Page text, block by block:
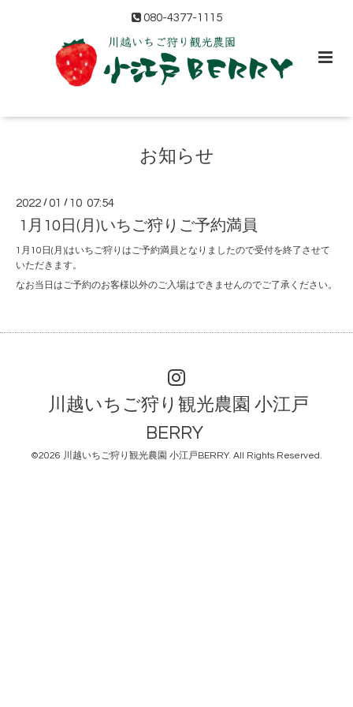
080-4377-1115
お知らせ
2022 /01 / 10 07:54
1月10日(月)いちご狩りご予約満員
1月10日(月)はいちご狩りはご予約満員となりましたので受付を終了させて
いただきます。
なお当日はご予約のお客様以外のご入場はできませんのでご了承ください。
川越いちご狩り観光農園 小江戸
BERRY
©2026 川越いちご狩り観光農園 小江戸BERRY. All Rights Reserved.